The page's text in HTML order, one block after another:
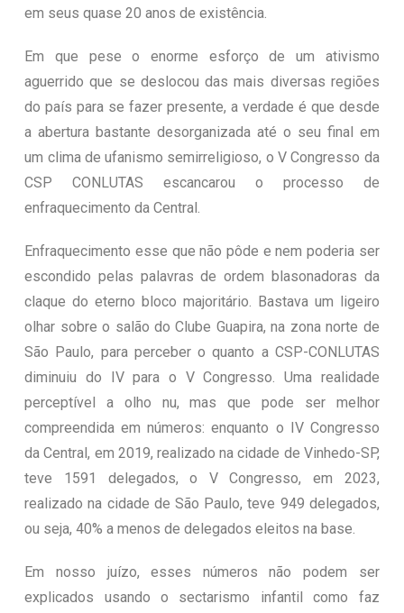
em seus quase 20 anos de existência.
Em que pese o enorme esforço de um ativismo
aguerrido que se deslocou das mais diversas regiões
do país para se fazer presente, a verdade é que desde
a abertura bastante desorganizada até o seu final em
um clima de ufanismo semirreligioso, o V Congresso da
CSP CONLUTAS escancarou o processo de
enfraquecimento da Central.
Enfraquecimento esse que não pôde e nem poderia ser
escondido pelas palavras de ordem blasonadoras da
claque do eterno bloco majoritário. Bastava um ligeiro
olhar sobre o salão do Clube Guapira, na zona norte de
São Paulo, para perceber o quanto a CSP-CONLUTAS
diminuiu do IV para o V Congresso. Uma realidade
perceptível a olho nu, mas que pode ser melhor
compreendida em números: enquanto o IV Congresso
da Central, em 2019, realizado na cidade de Vinhedo-SP,
teve 1591 delegados, o V Congresso, em 2023,
realizado na cidade de São Paulo, teve 949 delegados,
ou seja, 40% a menos de delegados eleitos na base.
Em nosso juízo, esses números não podem ser
explicados usando o sectarismo infantil como faz